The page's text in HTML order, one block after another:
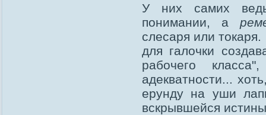
У них самих
понимании, а
слесаря или
для галочки
рабочего
адекватности...
ерунду на уши
вскрывшейся